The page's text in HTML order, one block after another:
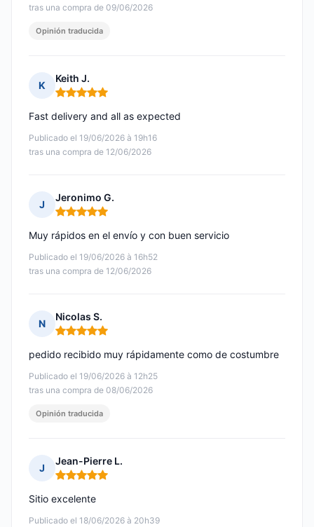
tras una compra de 09/06/2026
Opinión traducida
K
Keith J.
Nota: 5 de 5
Publicado el 19/06/2026 à 19h16
tras una compra de 12/06/2026
Fast delivery and all as expected
J
Jeronimo G.
Nota: 5 de 5
Publicado el 19/06/2026 à 16h52
tras una compra de 12/06/2026
Muy rápidos en el envío y con buen servicio
N
Nicolas S.
Nota: 5 de 5
Publicado el 19/06/2026 à 12h25
tras una compra de 08/06/2026
pedido recibido muy rápidamente como de costumbre
Opinión traducida
J
Jean-Pierre L.
Nota: 5 de 5
Publicado el 18/06/2026 à 20h39
Sitio excelente